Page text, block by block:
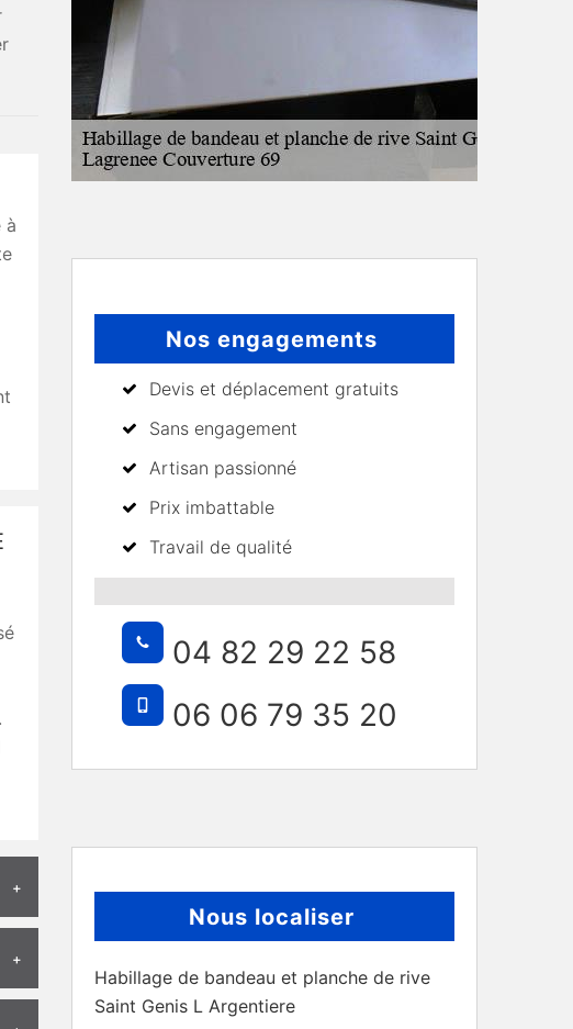
à
Nos engagements
Devis et déplacement gratuits
Sans engagement
Artisan passionné
Prix imbattable
Travail de qualité
04 82 29 22 58
06 06 79 35 20
Nous localiser
Habillage de bandeau et planche de rive
Saint Genis L Argentiere